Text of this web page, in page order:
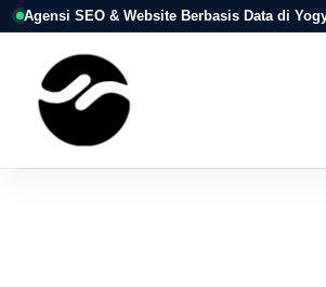
Skip
content
Agensi SEO & Website Berbasis Data di